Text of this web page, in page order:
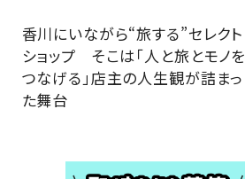
香川にいながら“旅する”セレクト
ショップ そこは「人と旅とモノを
つなげる」店主の人生観が詰まっ
た舞台